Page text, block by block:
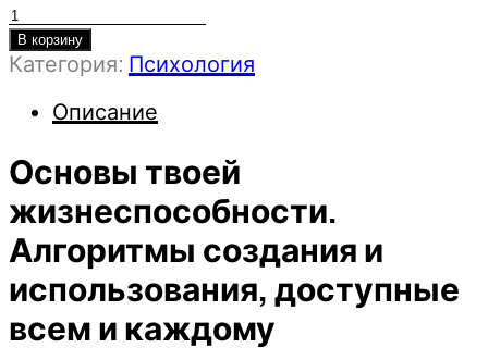
Количество
товара
Основы
жизнеспособности.
создания
использования,
доступные
и
каждому
В корзину
Категория: Психология
Описание
Основы твоей
жизнеспособности.
Алгоритмы создания и
использования, доступные
всем и каждому